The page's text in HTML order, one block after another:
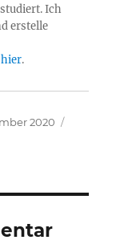
Ich
erstelle
hier.
2020